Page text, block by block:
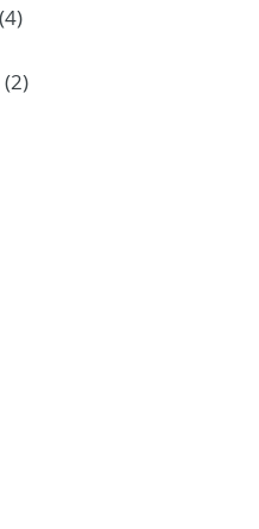
(4)
(2)